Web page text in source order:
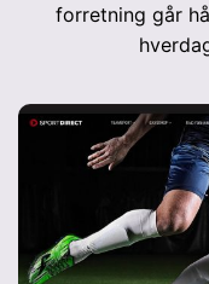
forretning går